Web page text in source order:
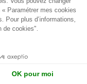
à
Paramétrer mes cookies
plus d’informations,
cookies".
OK pour moi